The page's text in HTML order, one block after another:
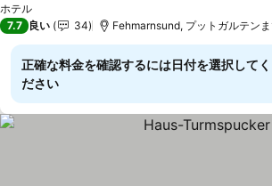
ホテル
7.7 良い 34 Fehmarnsund, プットガルテン
正確な料金を確認するには日付を選択してく
ださい